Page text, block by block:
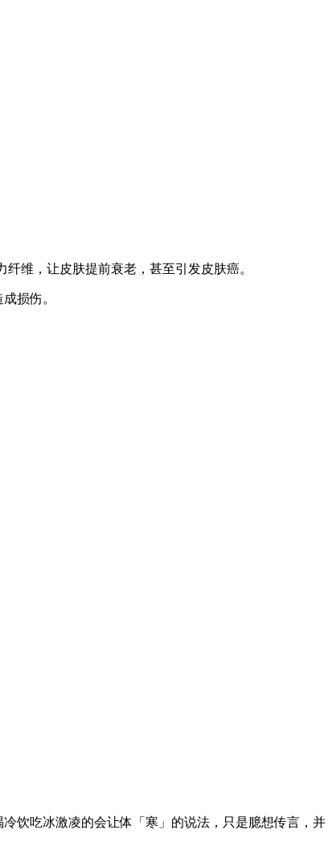
维，让皮肤提前衰老，甚至引发皮肤癌。
损伤。
饮吃冰激凌的会让体「寒」的说法，只是臆想传言，并